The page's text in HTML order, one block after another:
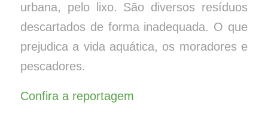
urbana, pelo lixo. São diversos resíduos
descartados de forma inadequada. O que
prejudica a vida aquática, os moradores e
pescadores.
Confira a reportagem